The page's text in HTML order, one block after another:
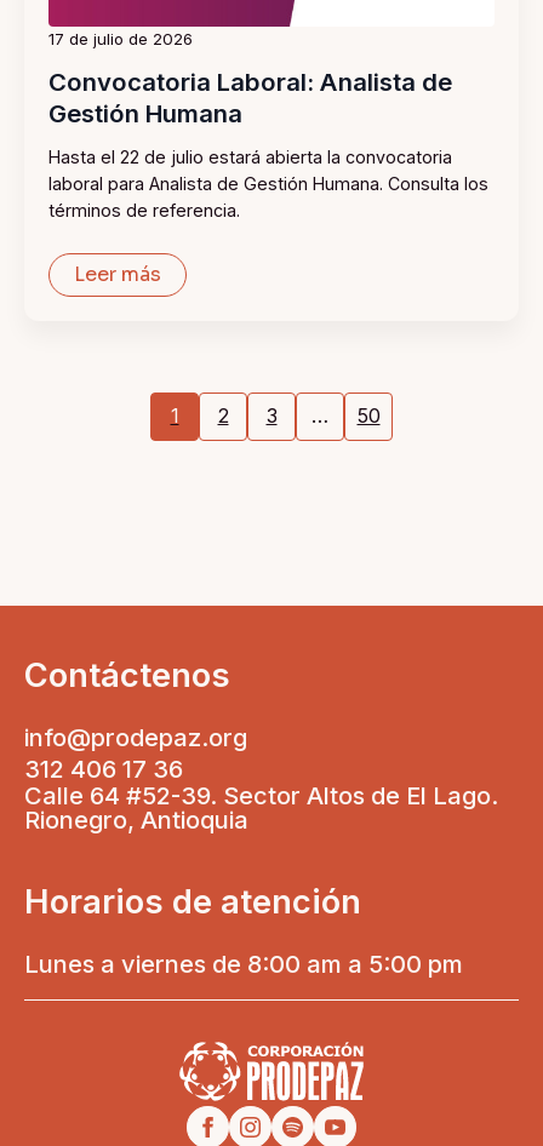
Convocatoria Laboral: Analista de
Gestión Humana
17 de julio de 2026
Hasta el 22 de julio estará abierta la convocatoria
laboral para Analista de Gestión Humana. Consulta los
términos de referencia.
Leer más
1 2 3 … 50
Contáctenos
info@prodepaz.org
312 406 17 36
Calle 64 #52-39. Sector Altos de El Lago.
Rionegro, Antioquia
Horarios de atención
Lunes a viernes de 8:00 am a 5:00 pm